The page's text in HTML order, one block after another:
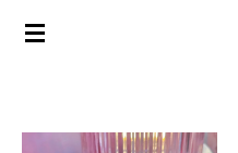
Ga
hoofdinhoud